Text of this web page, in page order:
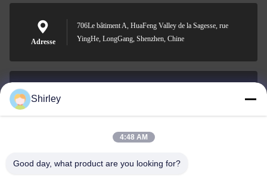
Adresse
706Le bâtiment A, HuaFeng Valley de la Sagesse, rue
YingHe, LongGang, Shenzhen, Chine
0086-18148506772
Shirley
4:48 AM
Good day, what product are you looking for?